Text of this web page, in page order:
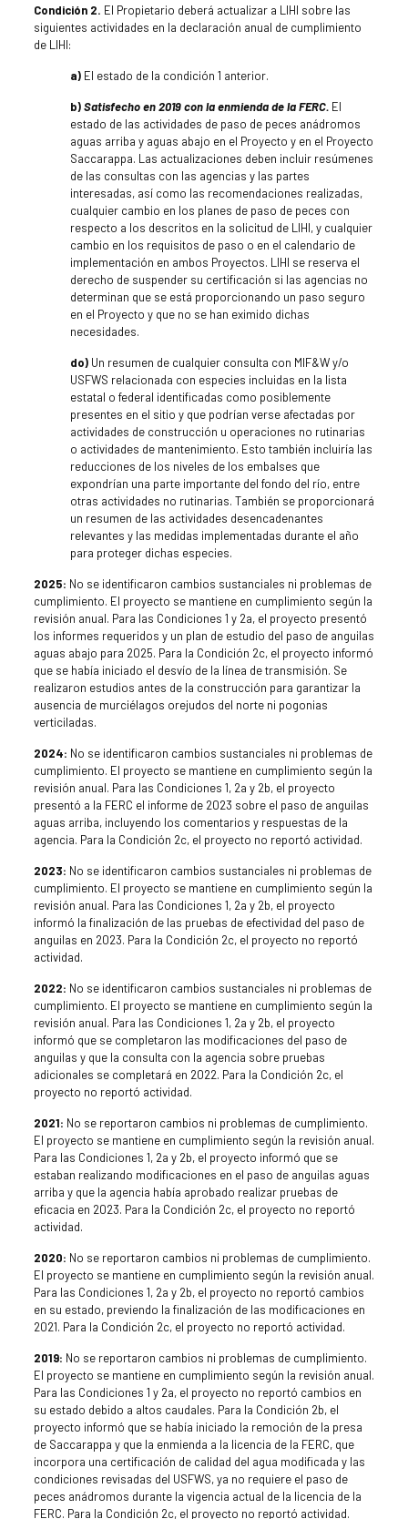
Condición 2. El Propietario deberá actualizar a LIHI sobre las
siguientes actividades en la declaración anual de cumplimiento
de LIHI:
a)El estado de la condición 1 anterior.
b)Satisfecho en 2019 con la enmienda de la FERC.El
estado de las actividades de paso de peces anádromos
aguas arriba y aguas abajo en el Proyecto y en el Proyecto
Saccarappa. Las actualizaciones deben incluir resúmenes
de las consultas con las agencias y las partes
interesadas, así como las recomendaciones realizadas,
cualquier cambio en los planes de paso de peces con
respecto a los descritos en la solicitud de LIHI, y cualquier
cambio en los requisitos de paso o en el calendario de
implementación en ambos Proyectos. LIHI se reserva el
derecho de suspender su certificación si las agencias no
determinan que se está proporcionando un paso seguro
en el Proyecto y que no se han eximido dichas
necesidades.
do)Un resumen de cualquier consulta con MIF&W y/o
USFWS relacionada con especies incluidas en la lista
estatal o federal identificadas como posiblemente
presentes en el sitio y que podrían verse afectadas por
actividades de construcción u operaciones no rutinarias
o actividades de mantenimiento. Esto también incluiría las
reducciones de los niveles de los embalses que
expondrían una parte importante del fondo del río, entre
otras actividades no rutinarias. También se proporcionará
un resumen de las actividades desencadenantes
relevantes y las medidas implementadas durante el año
para proteger dichas especies.
2025: No se identificaron cambios sustanciales ni problemas de
cumplimiento. El proyecto se mantiene en cumplimiento según la
revisión anual. Para las Condiciones 1 y 2a, el proyecto presentó
los informes requeridos y un plan de estudio del paso de anguilas
aguas abajo para 2025. Para la Condición 2c, el proyecto informó
que se había iniciado el desvío de la línea de transmisión. Se
realizaron estudios antes de la construcción para garantizar la
ausencia de murciélagos orejudos del norte ni pogonias
verticiladas.
2024: No se identificaron cambios sustanciales ni problemas de
cumplimiento. El proyecto se mantiene en cumplimiento según la
revisión anual. Para las Condiciones 1, 2a y 2b, el proyecto
presentó a la FERC el informe de 2023 sobre el paso de anguilas
aguas arriba, incluyendo los comentarios y respuestas de la
agencia. Para la Condición 2c, el proyecto no reportó actividad.
2023: No se identificaron cambios sustanciales ni problemas de
cumplimiento. El proyecto se mantiene en cumplimiento según la
revisión anual. Para las Condiciones 1, 2a y 2b, el proyecto
informó la finalización de las pruebas de efectividad del paso de
anguilas en 2023. Para la Condición 2c, el proyecto no reportó
actividad.
2022: No se identificaron cambios sustanciales ni problemas de
cumplimiento. El proyecto se mantiene en cumplimiento según la
revisión anual. Para las Condiciones 1, 2a y 2b, el proyecto
informó que se completaron las modificaciones del paso de
anguilas y que la consulta con la agencia sobre pruebas
adicionales se completará en 2022. Para la Condición 2c, el
proyecto no reportó actividad.
2021: No se reportaron cambios ni problemas de cumplimiento.
El proyecto se mantiene en cumplimiento según la revisión anual.
Para las Condiciones 1, 2a y 2b, el proyecto informó que se
estaban realizando modificaciones en el paso de anguilas aguas
arriba y que la agencia había aprobado realizar pruebas de
eficacia en 2023. Para la Condición 2c, el proyecto no reportó
actividad.
2020: No se reportaron cambios ni problemas de cumplimiento.
El proyecto se mantiene en cumplimiento según la revisión anual.
Para las Condiciones 1, 2a y 2b, el proyecto no reportó cambios
en su estado, previendo la finalización de las modificaciones en
2021. Para la Condición 2c, el proyecto no reportó actividad.
2019: No se reportaron cambios ni problemas de cumplimiento.
El proyecto se mantiene en cumplimiento según la revisión anual.
Para las Condiciones 1 y 2a, el proyecto no reportó cambios en
su estado debido a altos caudales. Para la Condición 2b, el
proyecto informó que se había iniciado la remoción de la presa
de Saccarappa y que la enmienda a la licencia de la FERC, que
incorpora una certificación de calidad del agua modificada y las
condiciones revisadas del USFWS, ya no requiere el paso de
peces anádromos durante la vigencia actual de la licencia de la
FERC. Para la Condición 2c, el proyecto no reportó actividad.